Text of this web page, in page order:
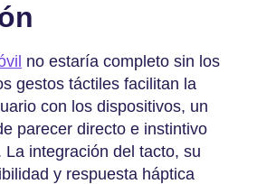
no estaría completo sin los
gestos táctiles facilitan la
con los dispositivos, un
parecer directo e instintivo
La integración del tacto, su
y respuesta háptica